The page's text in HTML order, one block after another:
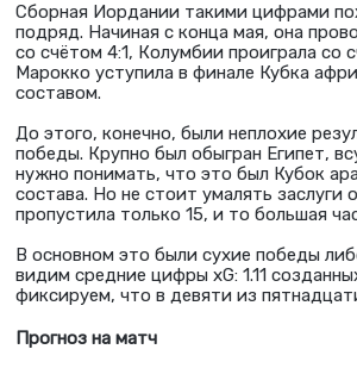
Сборная Иордании такими цифрами
подряд. Начиная с конца мая, она
со счётом 4:1, Колумбии проиграла со
Марокко уступила в финале Кубка
составом.
До этого, конечно, были неплохие
победы. Крупно был обыгран Египет,
нужно понимать, что это был Кубок
состава. Но не стоит умалять
пропустила только 15, и то большая
В основном это были сухие победы
видим средние цифры xG: 1.11
фиксируем, что в девяти из
Прогноз на матч